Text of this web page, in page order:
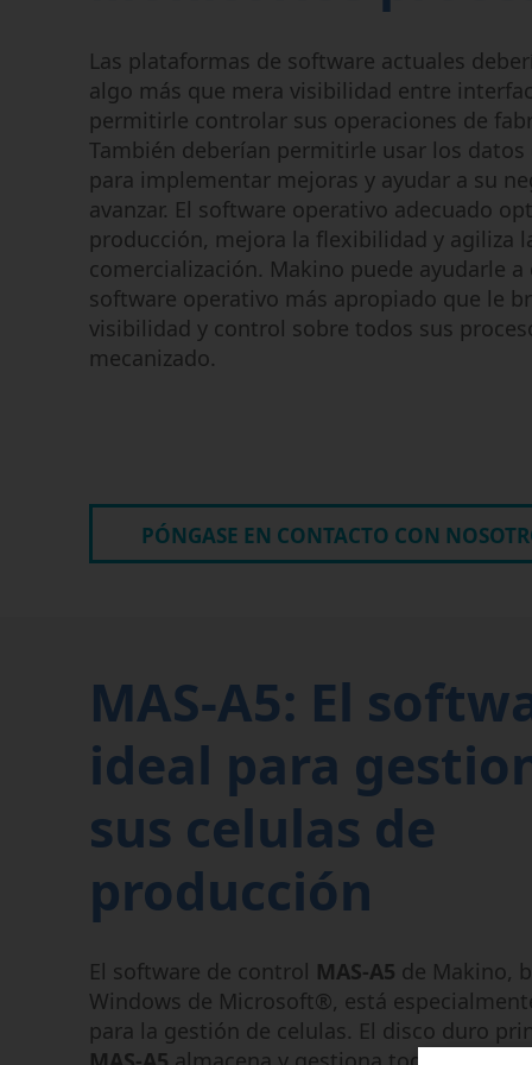
EDM por hilo
EDM por inmersión
Perforación de orificios por
EDM
Centros de mecanizado de
grafito
responsable
Las plataformas de software actuales
algo más que mera visibilidad entre
permitirle controlar sus operaciones de
También deberían permitirle usar los datos
para implementar mejoras y ayudar a su
avanzar. El software operativo adecuado
producción, mejora la flexibilidad y agiliza
comercialización. Makino puede ayudarle a
software operativo más apropiado que le
visibilidad y control sobre todos sus
mecanizado.
PÓNGASE EN CONTACTO CON
MAS-A5: El
ideal para
sus celulas de
producción
El software de control MAS-A5 de Makino,
Windows de Microsoft®, está
para la gestión de celulas. El disco duro